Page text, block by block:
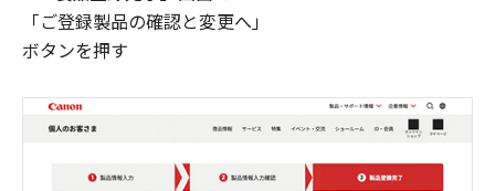
「ご登録製品の確認と変更へ」
ボタンを押す